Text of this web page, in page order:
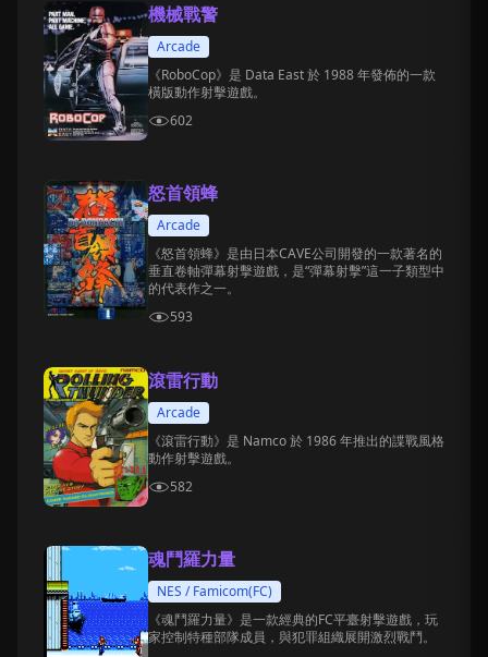
機械戰警
Arcade
《RoboCop》是 Data East 於 1988 年發佈的一款
橫版動作射擊遊戲。
602
怒首領蜂
Arcade
《怒首領蜂》是由日本CAVE公司開發的一款著名的
垂直卷軸彈幕射擊遊戲，是“彈幕射擊”這一子類型中
的代表作之一。
593
滾雷行動
Arcade
《滾雷行動》是 Namco 於 1986 年推出的諜戰風格
動作射擊遊戲。
582
魂鬥羅力量
NES / Famicom(FC)
《魂鬥羅力量》是一款經典的FC平臺射擊遊戲，玩
家控制特種部隊成員，與犯罪組織展開激烈戰鬥。